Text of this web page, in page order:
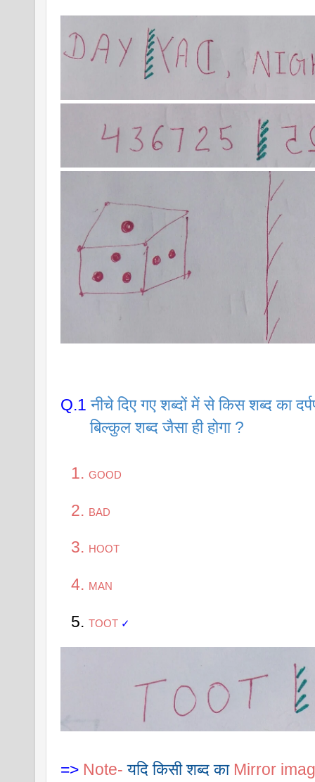
Q.1 नीचे दिए गए शब्दों में से किस शब्द का
बिल्कुल शब्द जैसा ही होगा ?
GOOD
BAD
HOOT
MAN
TOOT ✓
=> Note- यदि किसी शब्द का Mirror